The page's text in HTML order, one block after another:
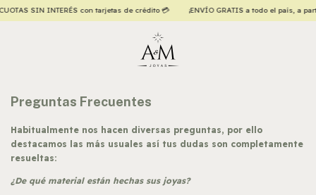
SIN INTERÉS con tarjetas de crédito 💳 ¡ENVÍO GRATIS a todo el país, a
Preguntas Frecuentes
Habitualmente nos hacen diversas preguntas, por ello
destacamos las más usuales así tus dudas son completamente
resueltas:
¿De qué material están hechas sus joyas?